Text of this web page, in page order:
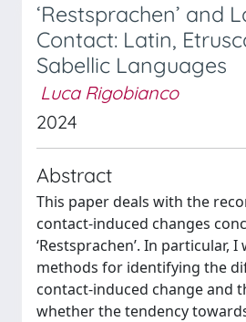
‘Restsprachen’ and
Contact: Latin,
Sabellic Languages
Luca Rigobianco
2024
Abstract
This paper deals with the
contact-induced changes
‘Restsprachen’. In particular, I
methods for identifying the
contact-induced change and
whether the tendency